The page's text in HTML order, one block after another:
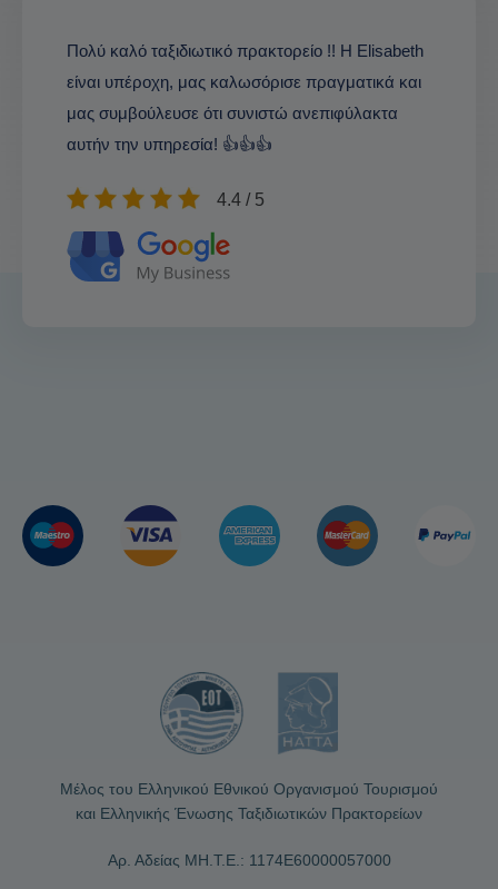
Πολύ καλό ταξιδιωτικό πρακτορείο !! Η Elisabeth
είναι υπέροχη, μας καλωσόρισε πραγματικά και
μας συμβούλευσε ότι συνιστώ ανεπιφύλακτα
αυτήν την υπηρεσία! 👍👍👍
4.4 / 5
Μέλος του Ελληνικού Εθνικού Οργανισμού Τουρισμού
και Ελληνικής Ένωσης Ταξιδιωτικών Πρακτορείων
Αρ. Αδείας ΜΗ.Τ.Ε.: 1174Ε60000057000